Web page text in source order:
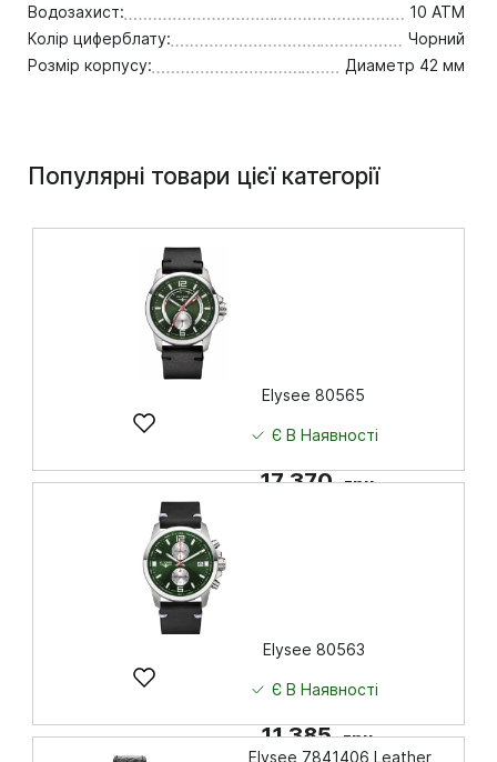
Водозахист:
10 ATM
Колір циферблату:
Чорний
Розмір корпусу:
Диаметр 42 мм
Популярні товари цієї категорії
Elysee 80565
Є В Наявності
17 370 грн
Elysee 80563
Є В Наявності
11 385 грн
Elysee 7841406 Leather